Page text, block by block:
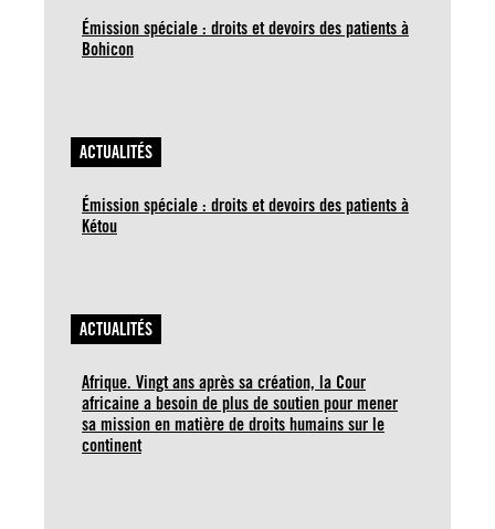
Émission spéciale : droits et devoirs des patients à
Bohicon
ACTUALITÉS
Émission spéciale : droits et devoirs des patients à
Kétou
ACTUALITÉS
Afrique. Vingt ans après sa création, la Cour
africaine a besoin de plus de soutien pour mener
sa mission en matière de droits humains sur le
continent